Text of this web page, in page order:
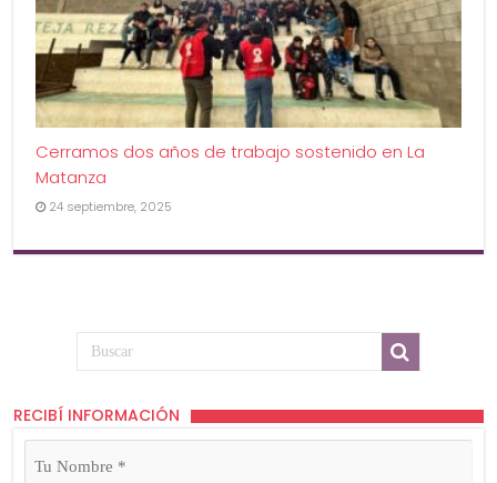
Cerramos dos años de trabajo sostenido en La
Matanza
24 septiembre, 2025
RECIBÍ INFORMACIÓN
Tu
Nombre